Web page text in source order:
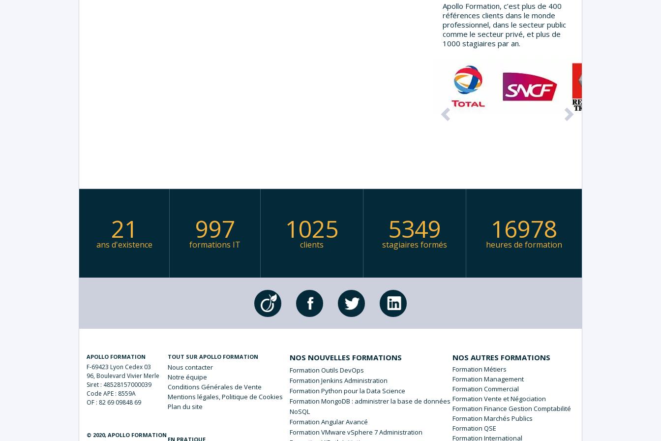
Apollo Formation, c’est plus de 400
références clients dans le monde
professionnel, dans le secteur public
comme le secteur privé, et plus de
1000 stagiaires par an.
Précédent Suivant
21
ans d'existence 997
formations IT 1025
clients 5349
stagiaires formés 16978
heures de formation
APOLLO FORMATION
F-69423 Lyon Cedex 03
96, Boulevard Vivier Merle
Siret : 48528157000039
Code APE : 8559A
OF : 82 69 09848 69
© 2020, APOLLO FORMATION
TOUT SUR APOLLO FORMATION
Nouscontacter
Notreéquipe
Conditions Générales de Vente
Mentions légales, Politique de Cookies
Plan du site
EN PRATIQUE
NOS NOUVELLES FORMATIONS
Formation Outils DevOps
Formation Jenkins Administration
Formation Python pour la Data Science
Formation MongoDB : administrer la base de données
NoSQL
Formation Angular Avancé
Formation VMware vSphere 7 Administration
NOS AUTRES FORMATIONS
Métiers
Management
Commercial
Vente et Négociation
Finance Gestion Comptabilité
Marchés Publics
QSE
International